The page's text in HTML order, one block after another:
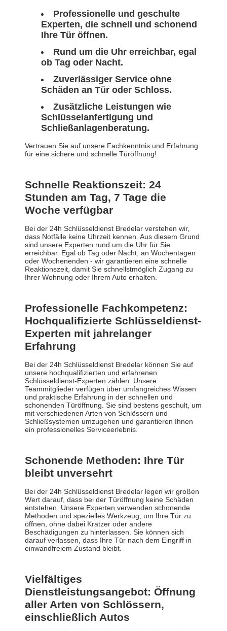
Professionelle und geschulte
Experten, die schnell und schonend
Ihre Tür öffnen.
Rund um die Uhr erreichbar, egal
ob Tag oder Nacht.
Zuverlässiger Service ohne
Schäden an Tür oder Schloss.
Zusätzliche Leistungen wie
Schlüsselanfertigung und
Schließanlagenberatung.
Vertrauen Sie auf unsere Fachkenntnis und Erfahrung
für eine sichere und schnelle Türöffnung!
Schnelle Reaktionszeit: 24
Stunden am Tag, 7 Tage die
Woche verfügbar
Bei der 24h Schlüsseldienst Bredelar verstehen wir,
dass Notfälle keine Uhrzeit kennen. Aus diesem Grund
sind unsere Experten rund um die Uhr für Sie
erreichbar. Egal ob Tag oder Nacht, an Wochentagen
oder Wochenenden - wir garantieren eine schnelle
Reaktionszeit, damit Sie schnellstmöglich Zugang zu
Ihrer Wohnung oder Ihrem Auto erhalten.
Professionelle Fachkompetenz:
Hochqualifizierte Schlüsseldienst-
Experten mit jahrelanger
Erfahrung
Bei der 24h Schlüsseldienst Bredelar können Sie auf
unsere hochqualifizierten und erfahrenen
Schlüsseldienst-Experten zählen. Unsere
Teammitglieder verfügen über umfangreiches Wissen
und praktische Erfahrung in der schnellen und
schonenden Türöffnung. Sie sind bestens geschult, um
mit verschiedenen Arten von Schlössern und
Schließsystemen umzugehen und garantieren Ihnen
ein professionelles Serviceerlebnis.
Schonende Methoden: Ihre Tür
bleibt unversehrt
Bei der 24h Schlüsseldienst Bredelar legen wir großen
Wert darauf, dass bei der Türöffnung keine Schäden
entstehen. Unsere Experten verwenden schonende
Methoden und spezielles Werkzeug, um Ihre Tür zu
öffnen, ohne dabei Kratzer oder andere
Beschädigungen zu hinterlassen. Sie können sich
darauf verlassen, dass Ihre Tür nach dem Eingriff in
einwandfreiem Zustand bleibt.
Vielfältiges
Dienstleistungsangebot: Öffnung
aller Arten von Schlössern,
einschließlich Autos